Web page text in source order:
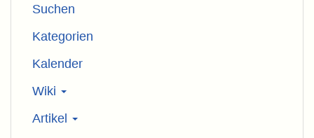
Suchen
Kategorien
Kalender
Wiki
Artikel